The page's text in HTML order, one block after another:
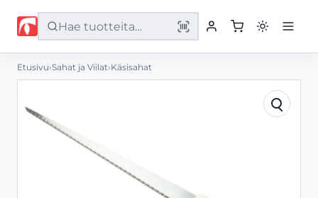
Etusivu
Tuotteet
Etusivu›Sahat ja Viilat›Käsisahat